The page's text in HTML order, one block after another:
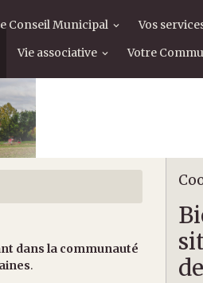
Conseil Municipal
Vos
Vie associative Votre
dans la communauté
.